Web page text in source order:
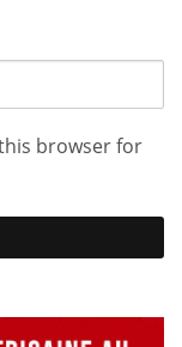
browser for